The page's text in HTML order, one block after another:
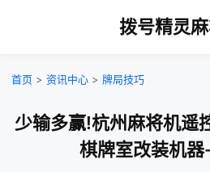
拨号精灵
首页 > 资讯中心 > 牌局技巧
少输多赢!杭州麻将机遥
棋牌室改装机